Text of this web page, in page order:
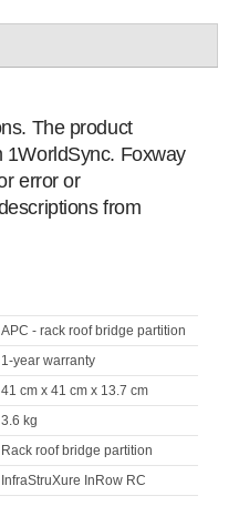
The product
1WorldSync. Foxway
error or
from
APC - rack roof bridge partition
1-year warranty
41 cm x 41 cm x 13.7 cm
3.6 kg
Rack roof bridge partition
InfraStruXure InRow RC